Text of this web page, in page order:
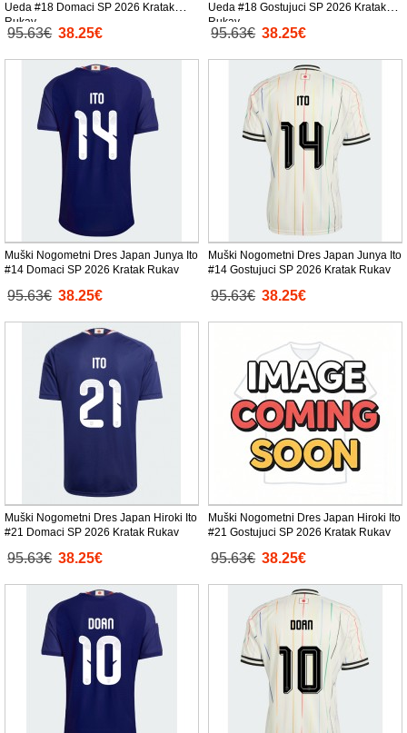
Ueda #18 Domaci SP 2026 Kratak
Rukav
95.63€ 38.25€
Ueda #18 Gostujuci SP 2026 Kratak
Rukav
95.63€ 38.25€
Muški Nogometni Dres Japan Junya Ito
#14 Domaci SP 2026 Kratak Rukav
95.63€ 38.25€
Muški Nogometni Dres Japan Junya Ito
#14 Gostujuci SP 2026 Kratak Rukav
95.63€ 38.25€
Muški Nogometni Dres Japan Hiroki Ito
#21 Domaci SP 2026 Kratak Rukav
95.63€ 38.25€
Muški Nogometni Dres Japan Hiroki Ito
#21 Gostujuci SP 2026 Kratak Rukav
95.63€ 38.25€